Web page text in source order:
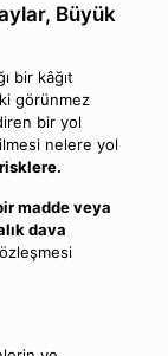
Büyük
bir kâğıt
görünmez
bir yol
nelere yol
madde veya
dava